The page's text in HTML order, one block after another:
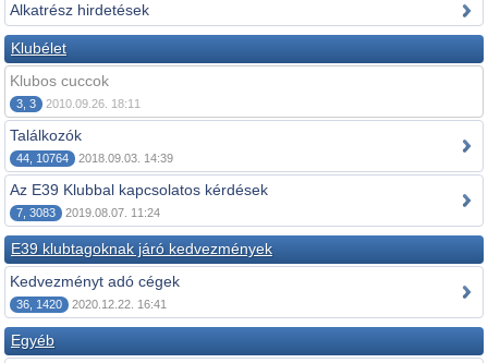
Alkatrész hirdetések
Klubélet
Klubos cuccok
3, 3 2010.09.26. 18:11
Találkozók
44, 10764 2018.09.03. 14:39
Az E39 Klubbal kapcsolatos kérdések
7, 3083 2019.08.07. 11:24
E39 klubtagoknak járó kedvezmények
Kedvezményt adó cégek
36, 1420 2020.12.22. 16:41
Egyéb